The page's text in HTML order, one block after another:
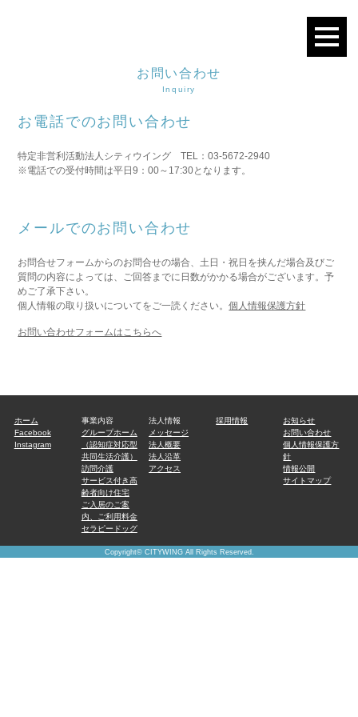
お問い合わせ
Inquiry
お電話でのお問い合わせ
特定非営利活動法人シティウイング TEL：03-5672-2940
※電話での受付時間は平日9：00～17:30となります。
メールでのお問い合わせ
お問合せフォームからのお問合せの場合、土日・祝日を挟んだ場合及びご
質問の内容によっては、ご回答までに日数がかかる場合がございます。予
めご了承下さい。
個人情報の取り扱いについてをご一読ください。個人情報保護方針
お問い合わせフォームはこちらへ
ホーム
Facebook
Instagram
事業内容
グループホーム
（認知症対応型
共同生活介護）
訪問介護
サービス付き高
齢者向け住宅
ご入居のご案
内、ご利用料金
セラピードッグ
法人情報
メッセージ
法人概要
法人沿革
アクセス
採用情報
お知らせ
お問い合わせ
個人情報保護方
針
情報公開
サイトマップ
Copyright© CITYWINGAll Rights Reserved.